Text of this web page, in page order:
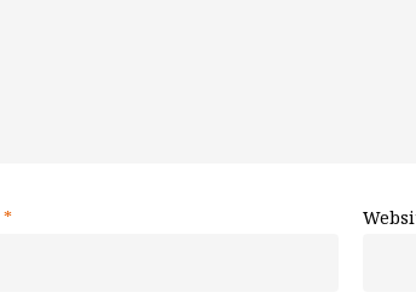
*